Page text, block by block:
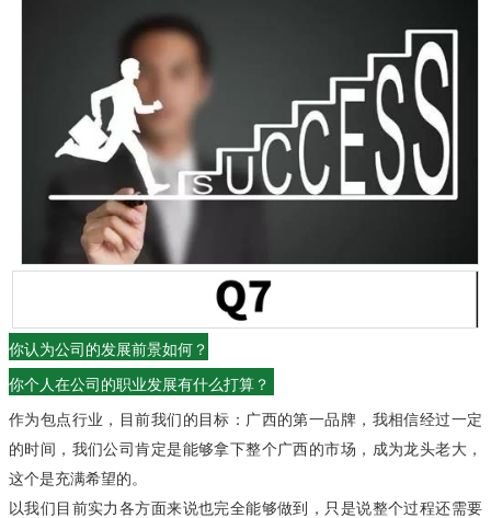
你认为公司的发展前景如何？
你个人在公司的职业发展有什么打算？
作为包点行业，目前我们的目标：广西的第一品牌，我相信经过一定
的时间，我们公司肯定是能够拿下整个广西的市场，成为龙头老大，
这个是充满希望的。
以我们目前实力各方面来说也完全能够做到，只是说整个过程还需要